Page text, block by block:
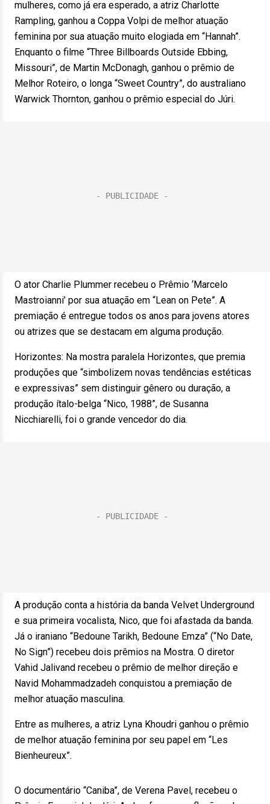
mulheres, como já era esperado, a atriz Charlotte
Rampling, ganhou a Coppa Volpi de melhor atuação
feminina por sua atuação muito elogiada em “Hannah”.
Enquanto o filme “Three Billboards Outside Ebbing,
Missouri”, de Martin McDonagh, ganhou o prêmio de
Melhor Roteiro, o longa “Sweet Country”, do australiano
Warwick Thornton, ganhou o prêmio especial do Júri.
O ator Charlie Plummer recebeu o Prêmio ‘Marcelo
Mastroianni’ por sua atuação em “Lean on Pete”. A
premiação é entregue todos os anos para jovens atores
ou atrizes que se destacam em alguma produção.
Horizontes: Na mostra paralela Horizontes, que premia
produções que “simbolizem novas tendências estéticas
e expressivas” sem distinguir gênero ou duração, a
produção ítalo-belga “Nico, 1988”, de Susanna
Nicchiarelli, foi o grande vencedor do dia.
A produção conta a história da banda Velvet Underground
e sua primeira vocalista, Nico, que foi afastada da banda.
Já o iraniano “Bedoune Tarikh, Bedoune Emza” (“No Date,
No Sign”) recebeu dois prêmios na Mostra. O diretor
Vahid Jalivand recebeu o prêmio de melhor direção e
Navid Mohammadzadeh conquistou a premiação de
melhor atuação masculina.
Entre as mulheres, a atriz Lyna Khoudri ganhou o prêmio
de melhor atuação feminina por seu papel em “Les
Bienheureux”.
O documentário “Caniba”, de Verena Pavel, recebeu o